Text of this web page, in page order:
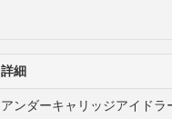
詳細
アンダーキャリッジアイドラ